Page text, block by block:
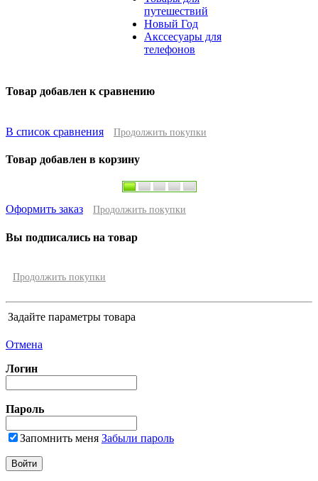
путешествий
Новый Год
Акссесуары для
телефонов
Товар добавлен к сравнению
В список сравнения Продолжить покупки
Товар добавлен в корзину
Оформить заказ Продолжить покупки
Вы подписались на товар
Продолжить покупки
Задайте параметры товара
Отмена
Логин
Пароль
Запомнить меня Забыли пароль